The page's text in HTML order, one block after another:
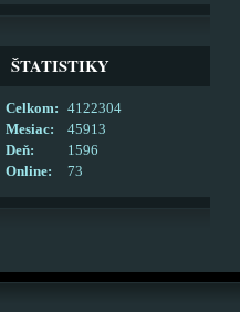
ŠTATISTIKY
Online: 73
Celkom:
4122304
Mesiac:
45913
Deň:
1596